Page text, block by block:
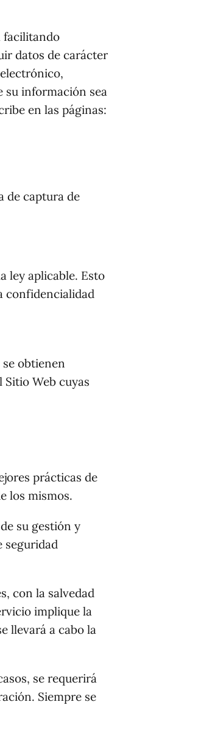
facilitando
datos de carácter
su información sea
en las páginas:
de captura de
ley aplicable. Esto
confidencialidad
obtienen
Web cuyas
prácticas de
los mismos.
su gestión y
seguridad
con la salvedad
implique la
llevará a cabo la
se requerirá
Siempre se